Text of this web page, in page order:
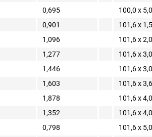
0,695 100,0 x 5,0
0,901 101,6 x 1,5
1,096 101,6 x 2,0
1,277 101,6 x 3,0
1,446 101,6 x
1,603 101,6 x 3,6
1,878 101,6 x 4,0
1,352 101,6 x
0,798 101,6 x 5,0